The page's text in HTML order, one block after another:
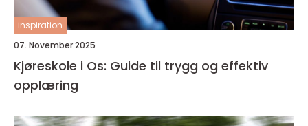
inspiration
07. November 2025
Kjøreskole i Os: Guide til trygg og effektiv
opplæring